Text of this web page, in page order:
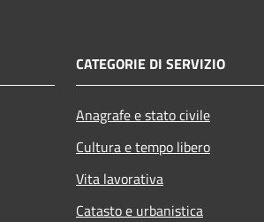
CATEGORIE DI SERVIZIO
Anagrafe e stato civile
Cultura e tempo libero
Vita lavorativa
Catasto e urbanistica